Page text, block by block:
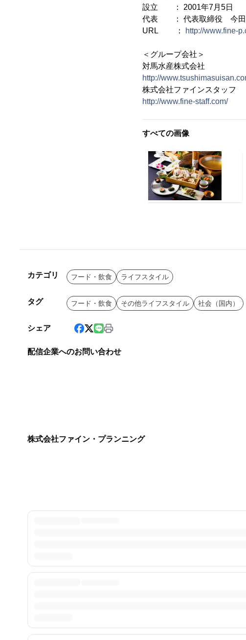
設立 ： 2001年7月5日
代表 ： 代表取締役 今田
URL ：
http://www.fine-
＜グループ会社＞
対馬水産株式会社
http://
株式会社ファインスタッフ
http://www.fine-staff.com/
すべての画像
カテゴリ フード・飲食 ライフスタイル
タグ フード・飲食 その他ライフスタイル 社会（国内）
シェア
配信企業へのお問い合わせ
株式会社ファイン・プランニング